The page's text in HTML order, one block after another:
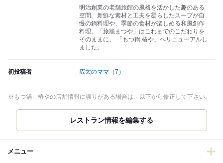
明治創業の老舗旅館の風格を活かした趣のある
空間。新鮮な素材と工夫を凝らしたスープが自
慢の鍋料理や、季節の食材が楽しめる和風創作
料理。「旅籠まつや」はこれまでのこだわりを
そのままに、 「もつ鍋 椿や」へリニューアルし
ました。
初投稿者 広太のママ （7）
※もつ鍋 椿やの店舗情報に誤りがある場合は、以下から修正して下さい。
レストラン情報を編集する
メニュー